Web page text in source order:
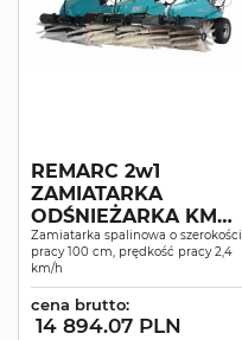
REMARC 2w1
ZAMIATARKA
ODŚNIEŻARKA KM
100
Zamiatarka spalinowa o szerokości
pracy 100 cm, prędkość pracy 2,4
km/h
cena brutto:
14 894.07 PLN